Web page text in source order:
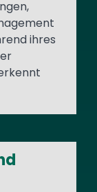
ihres